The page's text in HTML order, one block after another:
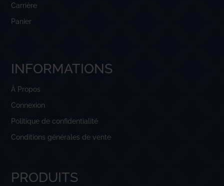
Carrière
Panier
INFORMATIONS
À Propos
Connexion
Politique de confidentialité
Conditions générales de vente
PRODUITS